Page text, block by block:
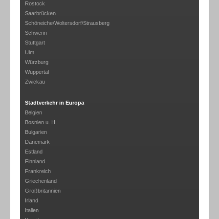
Rostock
Saarbrücken
Schöneiche/Woltersdorf/Strausberg
Schwerin
Stuttgart
Ulm
Würzburg
Wuppertal
Zwickau
Stadtverkehr in Europa
Belgien
Bosnien u. H.
Bulgarien
Dänemark
Estland
Finnland
Frankreich
Griechenland
Großbritannien
Irland
Italien